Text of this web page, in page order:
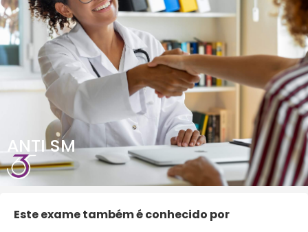
ANTI SM
Este exame também é conhecido por